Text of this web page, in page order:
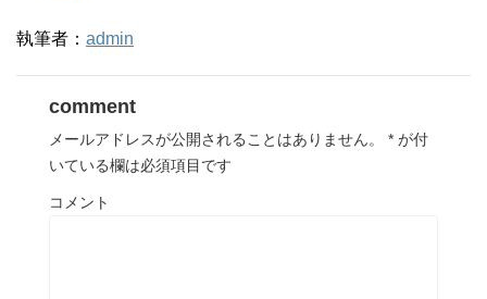
執筆者： admin
comment
メールアドレスが公開されることはありません。 * が付
いている欄は必須項目です
コメント